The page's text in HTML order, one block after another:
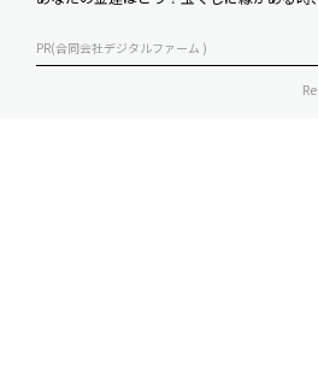
PR(合同会社デジタルファーム )